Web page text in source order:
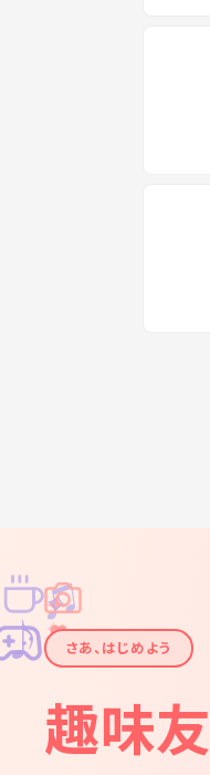
✦
✦
✧
✧
♪
♫
さあ、はじめよう
趣味友